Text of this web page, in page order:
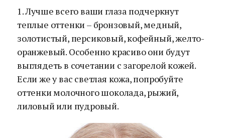
1. Лучше всего ваши глаза подчеркнут
теплые оттенки – бронзовый, медный,
золотистый, персиковый, кофейный, желто-
оранжевый. Особенно красиво они будут
выглядеть в сочетании с загорелой кожей.
Если же у вас светлая кожа, попробуйте
оттенки молочного шоколада, рыжий,
лиловый или пудровый.